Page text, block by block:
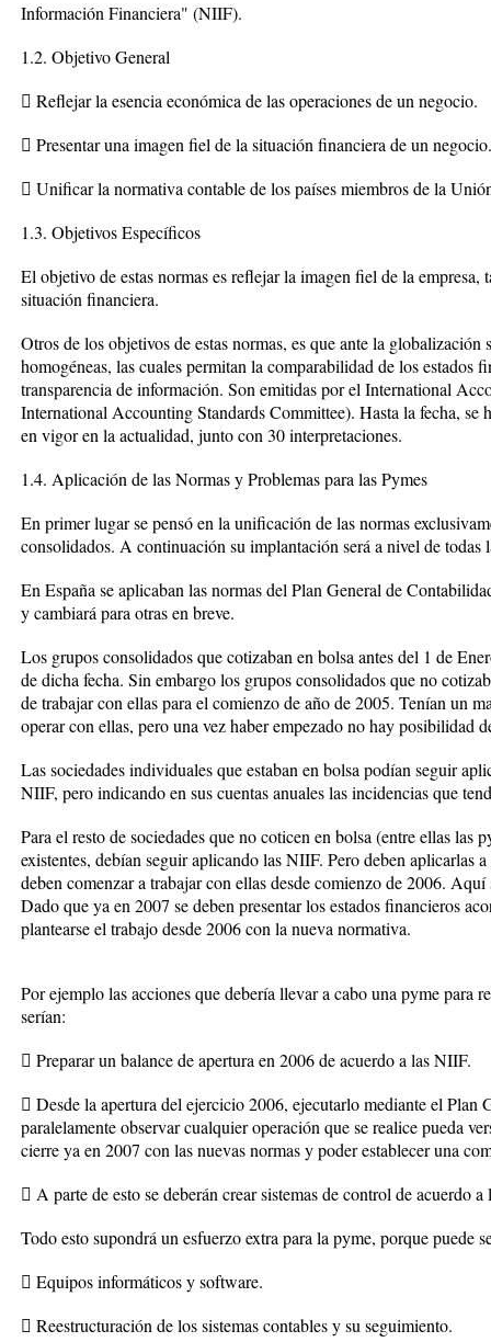
Información Financiera" (NIIF).
1.2. Objetivo General
 Reflejar la esencia económica de las operaciones de un negocio.
 Presentar una imagen fiel de la situación financiera de un negocio.
 Unificar la normativa contable de los países miembros de la
1.3. Objetivos Específicos
El objetivo de estas normas es reflejar la imagen fiel de la empresa,
situación financiera.
Otros de los objetivos de estas normas, es que ante la globalización
homogéneas, las cuales permitan la comparabilidad de los estados
transparencia de información. Son emitidas por el International
International Accounting Standards Committee). Hasta la fecha, se
en vigor en la actualidad, junto con 30 interpretaciones.
1.4. Aplicación de las Normas y Problemas para las Pymes
En primer lugar se pensó en la unificación de las normas
consolidados. A continuación su implantación será a nivel de todas
En España se aplicaban las normas del Plan General de
y cambiará para otras en breve.
Los grupos consolidados que cotizaban en bolsa antes del 1 de
de dicha fecha. Sin embargo los grupos consolidados que no
de trabajar con ellas para el comienzo de año de 2005. Tenían un
operar con ellas, pero una vez haber empezado no hay posibilidad
Las sociedades individuales que estaban en bolsa podían seguir
NIIF, pero indicando en sus cuentas anuales las incidencias que
Para el resto de sociedades que no coticen en bolsa (entre ellas las
existentes, debían seguir aplicando las NIIF. Pero deben aplicarlas
deben comenzar a trabajar con ellas desde comienzo de 2006.
Dado que ya en 2007 se deben presentar los estados financieros
plantearse el trabajo desde 2006 con la nueva normativa.
Por ejemplo las acciones que debería llevar a cabo una pyme para
serían:
 Preparar un balance de apertura en 2006 de acuerdo a las NIIF.
 Desde la apertura del ejercicio 2006, ejecutarlo mediante el Plan
paralelamente observar cualquier operación que se realice pueda
cierre ya en 2007 con las nuevas normas y poder establecer una
 A parte de esto se deberán crear sistemas de control de acuerdo
Todo esto supondrá un esfuerzo extra para la pyme, porque puede
 Equipos informáticos y software.
 Reestructuración de los sistemas contables y su seguimiento.